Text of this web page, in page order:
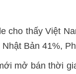
cho thấy Việt
Bản 41%,
mở bán thời